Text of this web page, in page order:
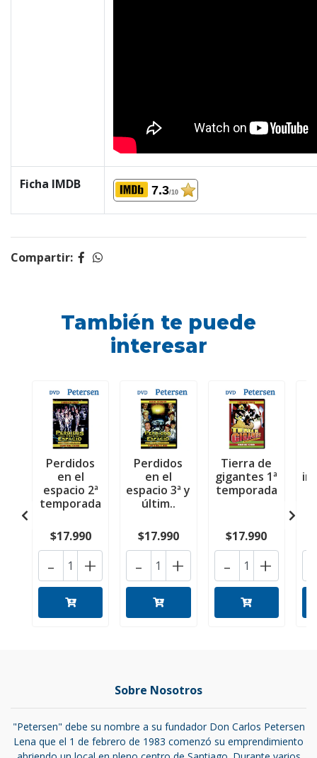
Ficha IMDB 7.3/10
Compartir:
También te puede
interesar
Perdidos
en el
espacio 2ª
temporada
$17.990
+
-
Perdidos
en el
espacio 3ª y
últim..
$17.990
+
-
Tierra de
gigantes 1ª
temporada
$17.990
+
-
Sobre Nosotros
"Petersen" debe su nombre a su fundador Don Carlos Petersen
Lena que el 1 de febrero de 1983 comenzó su emprendimiento